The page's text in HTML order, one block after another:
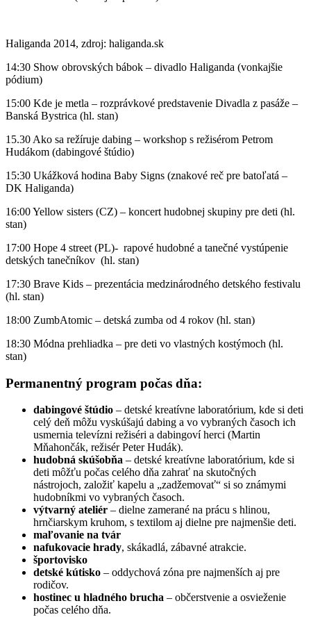
Haliganda 2014, zdroj: haliganda.sk
14:30 Show obrovských bábok – divadlo Haliganda (vonkajšie
pódium)
15:00 Kde je metla – rozprávkové predstavenie Divadla z pasáže –
Banská Bystrica (hl. stan)
15.30 Ako sa režíruje dabing – workshop s režisérom Petrom
Hudákom (dabingové štúdio)
15:30 Ukážková hodina Baby Signs (znakové reč pre batoľatá –
DK Haliganda)
16:00 Yellow sisters (CZ) – koncert hudobnej skupiny pre deti (hl.
stan)
17:00 Hope 4 street (PL)- rapové hudobné a tanečné vystúpenie
detských tanečníkov (hl. stan)
17:30 Brave Kids – prezentácia medzinárodného detského festivalu
(hl. stan)
18:00 ZumbAtomic – detská zumba od 4 rokov (hl. stan)
18:30 Módna prehliadka – pre deti vo vlastných kostýmoch (hl.
stan)
Permanentný program počas dňa:
dabingové štúdio – detské kreatívne laboratórium, kde si deti
celý deň môžu vyskúšajú dabing a vo vybraných časoch ich
usmernia televízni režiséri a dabingoví herci (Martin
Mňahončák, režisér Peter Hudák).
hudobná skúšobňa – detské kreatívne laboratórium, kde si
deti môžťu počas celého dňa zahrať na skutočných
nástrojoch, založiť kapelu a „zadžemovať“ si so známymi
hudobníkmi vo vybraných časoch.
výtvarný ateliér – dielne zamerané na prácu s hlinou,
hrnčiarskym kruhom, s textilom aj dielne pre najmenšie deti.
maľovanie na tvár
nafukovacie hrady, skákadlá, zábavné atrakcie.
športovisko
detské kútisko – oddychová zóna pre najmenších aj pre
rodičov.
hostinec u hladného brucha – občerstvenie a osvieženie
počas celého dňa.